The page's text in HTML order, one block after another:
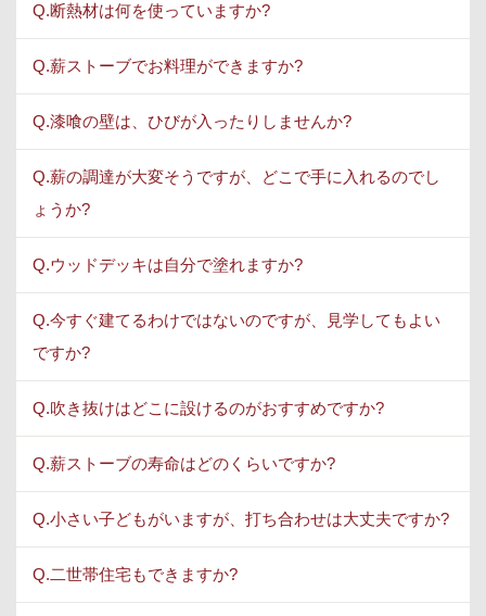
Q.断熱材は何を使っていますか?
Q.薪ストーブでお料理ができますか?
Q.漆喰の壁は、ひびが入ったりしませんか?
Q.薪の調達が大変そうですが、どこで手に入れるのでし
ょうか?
Q.ウッドデッキは自分で塗れますか?
Q.今すぐ建てるわけではないのですが、見学してもよい
ですか?
Q.吹き抜けはどこに設けるのがおすすめですか?
Q.薪ストーブの寿命はどのくらいですか?
Q.小さい子どもがいますが、打ち合わせは大丈夫ですか?
Q.二世帯住宅もできますか?